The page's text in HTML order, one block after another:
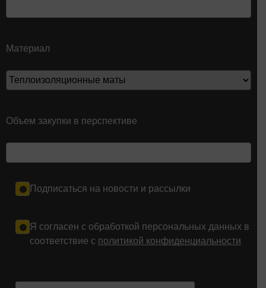
Материал
Объем закупки в перспективе
Подписаться на новости и рассылки
Я согласен с обработкой персональных данных в
соответствие с политикой конфиденциальности